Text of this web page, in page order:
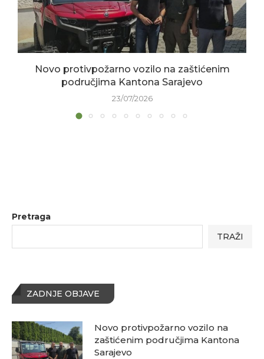
Novo protivpožarno vozilo na zaštićenim
područjima Kantona Sarajevo
23/07/2026
Pretraga
TRAŽI
ZADNJE OBJAVE
Novo protivpožarno vozilo na
zaštićenim područjima Kantona
Sarajevo